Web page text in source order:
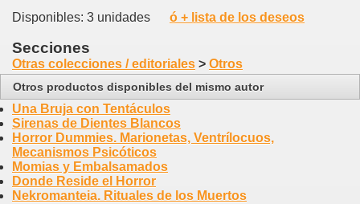
Disponibles: 3 unidades ó + lista de los deseos
Secciones
Otras colecciones / editoriales > Otros
Otros productos disponibles del mismo autor
Una Bruja con Tentáculos
Sirenas de Dientes Blancos
Horror Dummies. Marionetas, Ventrílocuos,
Mecanismos Psicóticos
Momias y Embalsamados
Donde Reside el Horror
Nekromanteia. Rituales de los Muertos